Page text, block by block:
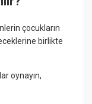
çocukların
birlikte
oynayın,